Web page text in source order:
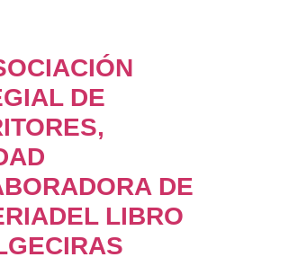
DE
DE
LIBRO